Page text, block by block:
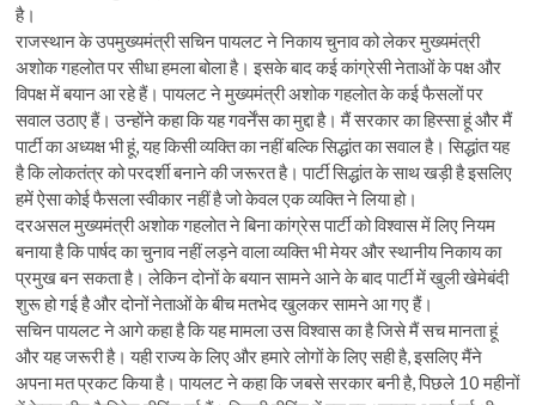
है।
राजस्थान के उपमुख्यमंत्री सचिन पायलट ने निकाय चुनाव को लेकर मुख्यमंत्री
अशोक गहलोत पर सीधा हमला बोला है। इसके बाद कई कांग्रेसी नेताओं के पक्ष और
विपक्ष में बयान आ रहे हैं। पायलट ने मुख्यमंत्री अशोक गहलोत के कई फैसलों पर
सवाल उठाए हैं। उन्होंने कहा कि यह गवर्नेंस का मुद्दा है। मैं सरकार का हिस्सा हूं और मैं
पार्टी का अध्यक्ष भी हूं, यह किसी व्यक्ति का नहीं बल्कि सिद्धांत का सवाल है। सिद्धांत यह
है कि लोकतंत्र को परदर्शी बनाने की जरूरत है। पार्टी सिद्धांत के साथ खड़ी है इसलिए
हमें ऐसा कोई फैसला स्वीकार नहीं है जो केवल एक व्यक्ति ने लिया हो।
दरअसल मुख्यमंत्री अशोक गहलोत ने बिना कांग्रेस पार्टी को विश्वास में लिए नियम
बनाया है कि पार्षद का चुनाव नहीं लड़ने वाला व्यक्ति भी मेयर और स्थानीय निकाय का
प्रमुख बन सकता है। लेकिन दोनों के बयान सामने आने के बाद पार्टी में खुली खेमेबंदी
शुरू हो गई है और दोनों नेताओं के बीच मतभेद खुलकर सामने आ गए हैं।
सचिन पायलट ने आगे कहा है कि यह मामला उस विश्वास का है जिसे मैं सच मानता हूं
और यह जरूरी है। यही राज्य के लिए और हमारे लोगों के लिए सही है, इसलिए मैंने
अपना मत प्रकट किया है। पायलट ने कहा कि जबसे सरकार बनी है, पिछले 10 महीनों